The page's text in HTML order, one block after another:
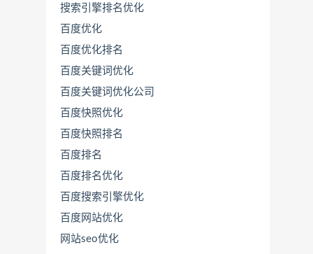
搜索引擎排名优化
百度优化
百度优化排名
百度关键词优化
百度关键词优化公司
百度快照优化
百度快照排名
百度排名
百度排名优化
百度搜索引擎优化
百度网站优化
网站seo优化